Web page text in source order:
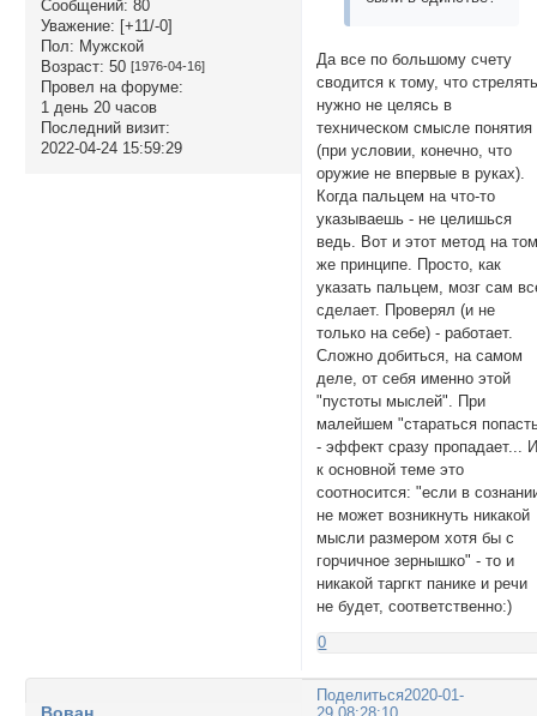
Сообщений: 80
Уважение: [+11/-0]
Пол: Мужской
Возраст: 50 [1976-04-16]
Провел на форуме:
1 день 20 часов
Последний визит:
2022-04-24 15:59:29
Да все по большому счету
сводится к тому, что
нужно не целясь в
техническом смысле понятия
(при условии, конечно, что
оружие не впервые в руках).
Когда пальцем на что-то
указываешь - не целишься
ведь. Вот и этот метод на
же принципе. Просто, как
указать пальцем, мозг сам
сделает. Проверял (и не
только на себе) - работает.
Сложно добиться, на самом
деле, от себя именно этой
"пустоты мыслей". При
малейшем "стараться
- эффект сразу пропадает...
к основной теме это
соотносится: "если в
не может возникнуть никакой
мысли размером хотя бы с
горчичное зернышко" - то и
никакой таргкт панике и речи
не будет, соответственно:)
0
Поделиться2020-01-
Вован